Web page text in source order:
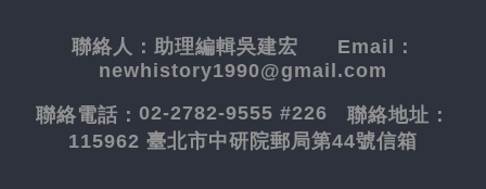
聯絡人： 助理編輯吳建宏 Email：
newhistory1990@gmail.com
聯絡電話： 02-2782-9555 #226 聯絡地址：
115962 臺北市中研院郵局第44號信箱